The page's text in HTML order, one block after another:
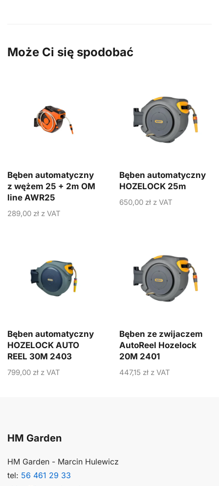
Może Ci się spodobać
Bęben automatyczny
z wężem 25 + 2m OM
line AWR25
289,00 zł z VAT
Bęben automatyczny
HOZELOCK 25m
650,00 zł z VAT
Bęben automatyczny
HOZELOCK AUTO
REEL 30M 2403
799,00 zł z VAT
Bęben ze zwijaczem
AutoReel Hozelock
20M 2401
447,15 zł z VAT
HM Garden
HM Garden - Marcin Hulewicz
tel: 56 461 29 33